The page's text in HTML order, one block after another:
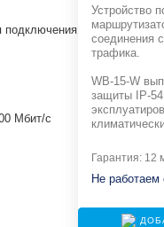
подключения
Мбит/с
Устройство
соединения
трафика.
WB-15-W
защиты IP-
Гарантия: 12
Не